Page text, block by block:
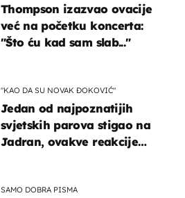
Thompson izazvao ovacije
već na početku koncerta:
"Što ću kad sam slab..."
"KAO DA SU NOVAK ĐOKOVIĆ"
Jedan od najpoznatijih
svjetskih parova stigao na
Jadran, ovakve reakcije
SAMO DOBRA PISMA